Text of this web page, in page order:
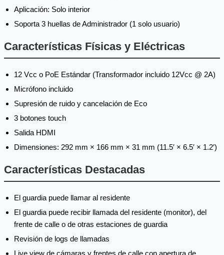
Aplicación: Solo interior
Soporta 3 huellas de Administrador (1 solo usuario)
Características Físicas y Eléctricas
12 Vcc o PoE Estándar (Transformador incluido 12Vcc @ 2A)
Micrófono incluido
Supresión de ruido y cancelación de Eco
3 botones touch
Salida HDMI
Dimensiones: 292 mm × 166 mm × 31 mm (11.5′ × 6.5′ × 1.2′)
Características Destacadas
El guardia puede llamar al residente
El guardia puede recibir llamada del residente (monitor), del
frente de calle o de otras estaciones de guardia
Revisión de logs de llamadas